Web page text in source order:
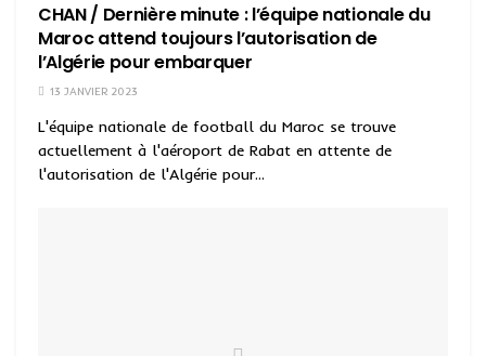
CHAN / Dernière minute : l’équipe nationale du
Maroc attend toujours l’autorisation de
l’Algérie pour embarquer
13 JANVIER 2023
L'équipe nationale de football du Maroc se trouve
actuellement à l'aéroport de Rabat en attente de
l'autorisation de l'Algérie pour...